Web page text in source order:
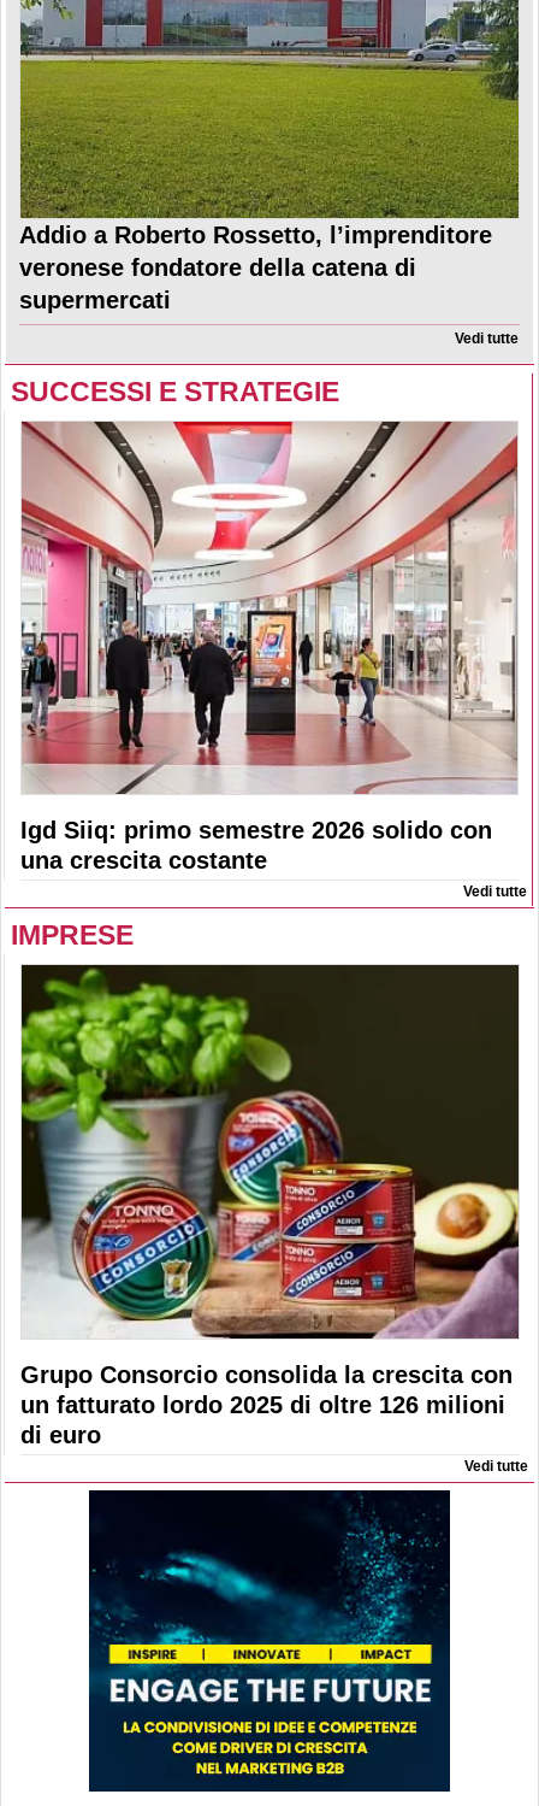
Addio a Roberto Rossetto, l’imprenditore
veronese fondatore della catena di
supermercati
Vedi tutte
SUCCESSI E STRATEGIE
Igd Siiq: primo semestre 2026 solido con
una crescita costante
Vedi tutte
IMPRESE
Grupo Consorcio consolida la crescita con
un fatturato lordo 2025 di oltre 126 milioni
di euro
Vedi tutte